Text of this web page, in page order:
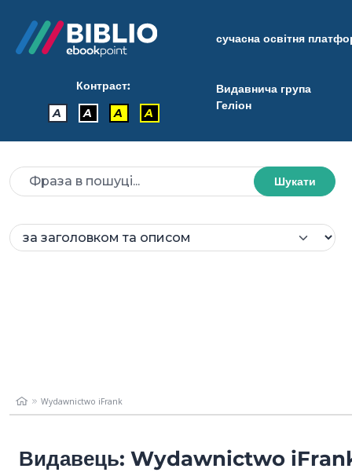
сучасна освітня
Контраст:
A
A A A
Видавнича група
Геліон
Шукати
Wydawnictwo iFrank
Видавець: Wydawnictwo